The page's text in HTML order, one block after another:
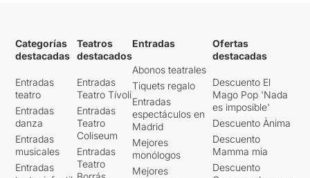
Categorías
destacadas
Entradas
teatro
Entradas
danza
Entradas
musicales
Entradas
Teatros
destacados
Entradas
Teatro Tívoli
Entradas
Teatro
Coliseum
Entradas
Teatro
Entradas
Abonos teatrales
Tiquets regalo
Entradas
espectáculos en
Madrid
Mejores
monólogos
Mejores
Ofertas
destacadas
Descuento El
Mago Pop 'Nada
es imposible'
Descuento Ànima
Descuento
Mamma mia
Descuento